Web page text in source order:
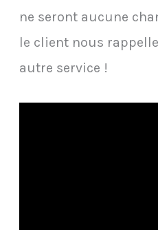
ne seront aucune
le client nous
autre service !